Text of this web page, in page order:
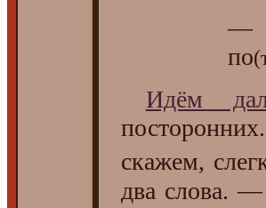
—
по
Идём
скажем,
два слова. —